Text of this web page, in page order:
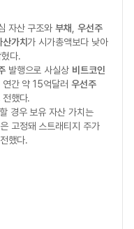
자산 구조와부채
우선주
산가치가 시가총액보다 낮아
다.
발행으로 사실상 비트코인
간 약 15억달러 우선주
했다.
경우 보유 자산 가치는
고정돼 스트래티지 주가
했다.